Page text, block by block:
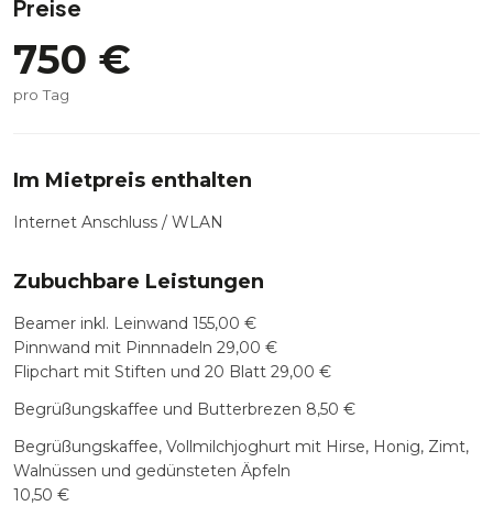
Preise
750 €
pro Tag
Im Mietpreis enthalten
Internet Anschluss / WLAN
Zubuchbare Leistungen
Beamer inkl. Leinwand 155,00 €
Pinnwand mit Pinnnadeln 29,00 €
Flipchart mit Stiften und 20 Blatt 29,00 €
Begrüßungskaffee und Butterbrezen 8,50 €
Begrüßungskaffee, Vollmilchjoghurt mit Hirse, Honig, Zimt,
Walnüssen und gedünsteten Äpfeln
10,50 €